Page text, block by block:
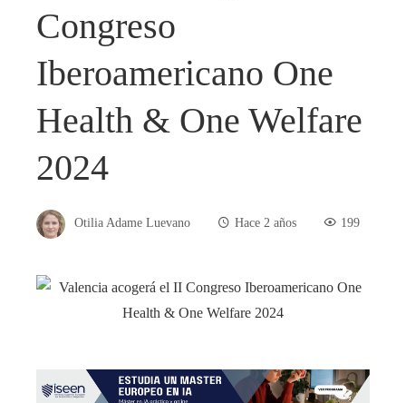
Congreso
Iberoamericano One
Health & One Welfare
2024
Otilia Adame Luevano Hace 2 años 199